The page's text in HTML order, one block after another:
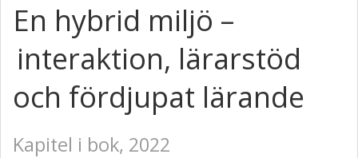
En hybrid miljö –
interaktion, lärarstöd
och fördjupat lärande
Kapitel i bok, 2022